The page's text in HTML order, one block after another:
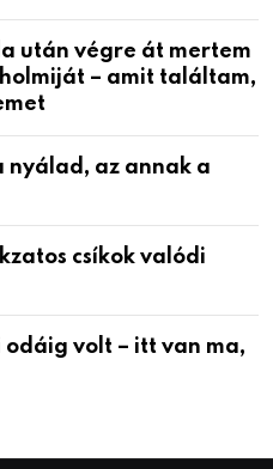
után végre át mertem
– amit találtam,
nyálad, az annak a
csíkok valódi
volt – itt van ma,